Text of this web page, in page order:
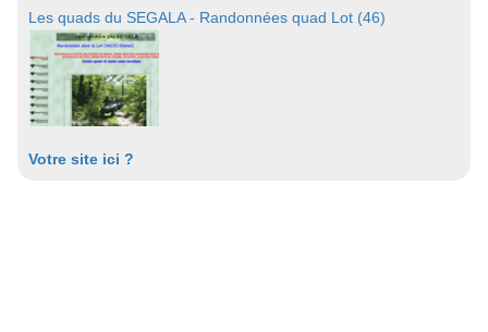
Les quads du SEGALA - Randonnées quad Lot (46)
Votre site ici ?